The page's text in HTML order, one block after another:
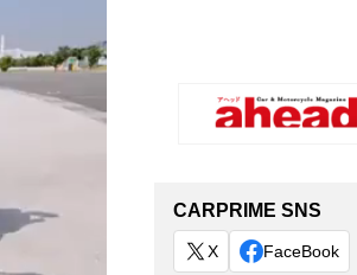
CARPRIME SNS
X FaceBook